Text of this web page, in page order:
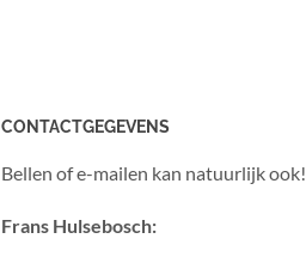
CONTACTGEGEVENS
Bellen of e-mailen kan natuurlijk ook!
Frans Hulsebosch: